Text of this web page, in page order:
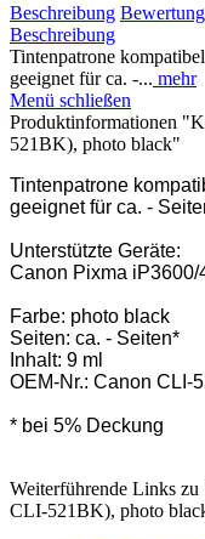
Beschreibung
Beschreibung
Tintenpatrone
geeignet für ca. -... mehr
Menü schließen
Produktinformationen
521BK), photo black"
Tintenpatrone
geeignet für ca. -
Unterstützte Geräte:
Canon Pixma iP3600/
Farbe: photo black
Seiten: ca. - Seiten*
Inhalt: 9 ml
OEM-Nr.: Canon CLI-
* bei 5% Deckung
Weiterführende Links
CLI-521BK), photo